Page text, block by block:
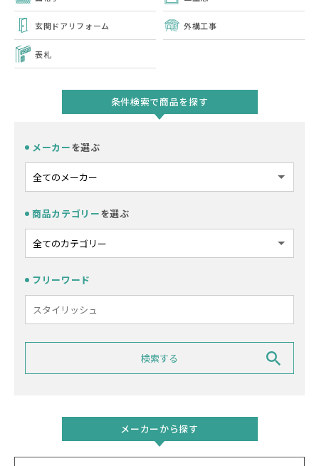
玄関ドアリフォーム 外構工事
表札
条件検索で商品を探す
メーカーを選ぶ
商品カテゴリーを選ぶ
フリーワード
メーカーから探す